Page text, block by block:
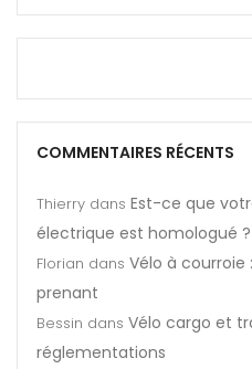
COMMENTAIRES RÉCENTS
Thierry dans Est-ce que
électrique est homologué ?
Florian dans Vélo à courroie
prenant
Bessin dans Vélo cargo et
réglementations